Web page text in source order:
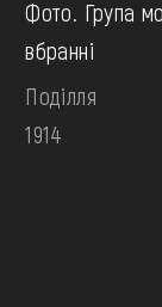
Фото. Група
вбранні
Поділля
1914